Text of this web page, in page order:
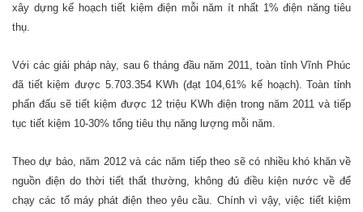
xây dựng kế hoạch tiết kiệm điện mỗi năm ít nhất 1% điện năng tiêu
thụ.
Với các giải pháp này, sau 6 tháng đầu năm 2011, toàn tỉnh Vĩnh Phúc
đã tiết kiệm được 5.703.354 KWh (đạt 104,61% kế hoạch). Toàn tỉnh
phấn đấu sẽ tiết kiệm được 12 triệu KWh điện trong năm 2011 và tiếp
tục tiết kiệm 10-30% tổng tiêu thụ năng lượng mỗi năm.
Theo dự báo, năm 2012 và các năm tiếp theo sẽ có nhiều khó khăn về
nguồn điện do thời tiết thất thường, không đủ điều kiện nước về để
chạy các tổ máy phát điện theo yêu cầu. Chính vì vậy, việc tiết kiệm